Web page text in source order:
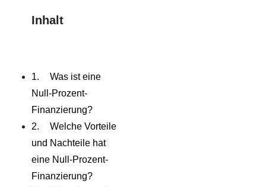
Inhalt
Was ist eine
Null-Prozent-
Finanzierung?
Welche Vorteile
und Nachteile hat
eine Null-Prozent-
Finanzierung?